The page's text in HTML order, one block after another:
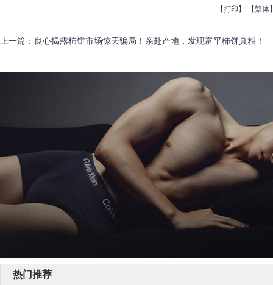
【打印 】 【繁体
上一篇 ： 良心揭露柿饼市场惊天骗局！亲赴产地，发现富平柿饼真相！
热门推荐